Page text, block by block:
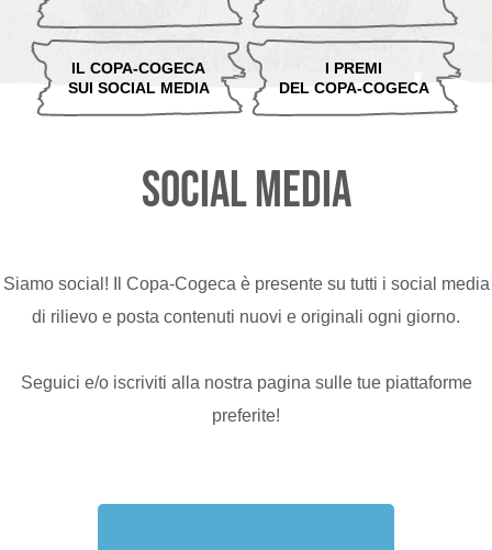
IL COPA-COGECA
SUI SOCIAL MEDIA
I PREMI
DEL COPA-COGECA
SOCIAL MEDIA
Siamo social! Il Copa-Cogeca è presente su tutti i social media
di rilievo e posta contenuti nuovi e originali ogni giorno.
Seguici e/o iscriviti alla nostra pagina sulle tue piattaforme
preferite!